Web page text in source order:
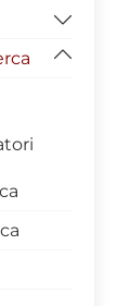
delle